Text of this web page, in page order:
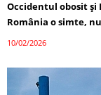
Occidentul obosit și
România o simte,
10/02/2026